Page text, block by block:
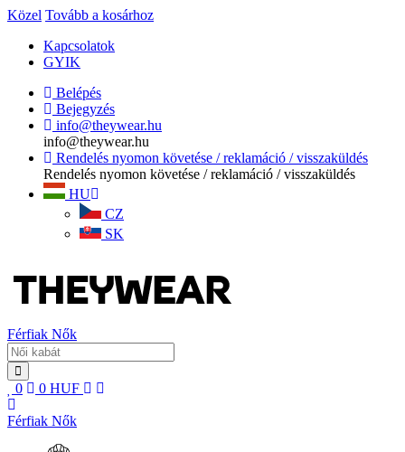
Közel Tovább a kosárhoz
Kapcsolatok
GYIK
Belépés
Bejegyzés
info@theywear.hu
info@theywear.hu
Rendelés nyomon követése / reklamáció / visszaküldés
Rendelés nyomon követése / reklamáció / visszaküldés
HU
CZ
SK
Férfiak Nők
0 0 HUF
Férfiak Nők